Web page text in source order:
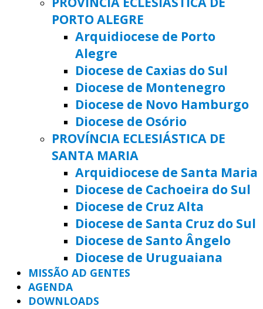
PORTO ALEGRE
Arquidiocese de Porto
Alegre
Diocese de Caxias do Sul
Diocese de Montenegro
Diocese de Novo Hamburgo
Diocese de Osório
PROVÍNCIA ECLESIÁSTICA DE
SANTA MARIA
Arquidiocese de Santa Maria
Diocese de Cachoeira do Sul
Diocese de Cruz Alta
Diocese de Santa Cruz do Sul
Diocese de Santo Ângelo
Diocese de Uruguaiana
MISSÃO AD GENTES
AGENDA
DOWNLOADS